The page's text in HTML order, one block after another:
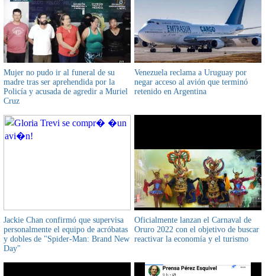
Mujer no pudo ir al funeral de su
madre tras ser aprehendida por la
Policía y acusada de agredir a Muriel
Cruz
Venezuela reclama a Uruguay por
negar acceso al avión que terminó
retenido en Argentina
Jackie Chan confirmó que supervisa
personalmente el equipo de acróbatas
y dobles de "Spider-Man: Brand New
Day"
Oficialmente lanzan el Carnaval de
Oruro 2022 con el objetivo de buscar
reactivar la economía y el turismo